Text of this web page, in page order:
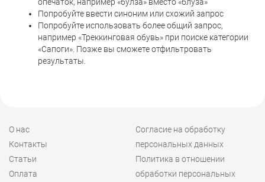
Попробуйте ввести синоним или схожий запрос
Попробуйте использовать более общий запрос,
например «Треккинговая обувь» при поиске категории
«Сапоги». Позже вы сможете отфильтровать
результаты.
О нас
Контакты
Статьи
Оплата
Согласие на обработку
персональных данных
Политика в отношении
обработки персональных